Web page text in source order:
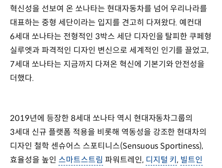
혁신성을 선보여 온 쏘나타는 현대자동차를 넘어 우리나라를
대표하는 중형 세단이라는 입지를 견고히 다져왔다. 예컨대
6세대 쏘나타는 전형적인 3박스 세단 디자인을 탈피한 쿠페형
실루엣과 파격적인 디자인 변신으로 세계적인 인기를 끌었고,
7세대 쏘나타는 지금까지 다져온 혁신에 기본기와 안전성을
더했다.
2019년에 등장한 8세대 쏘나타 역시 현대자동차그룹의
3세대 신규 플랫폼 적용을 비롯해 역동성을 강조한 현대차의
디자인 철학 센슈어스 스포티니스(Sensuous Sportiness),
효율성을 높인 스마트스트림 파워트레인, 디지털 키, 빌트인